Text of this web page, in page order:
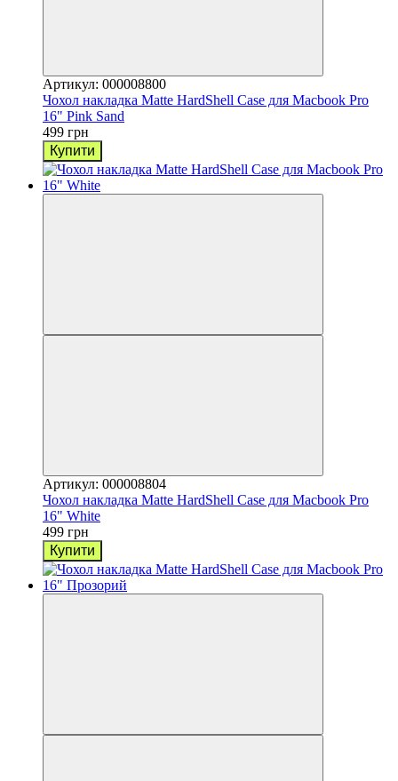
Артикул: 000008800
Чохол накладка Matte HardShell Case для Macbook Pro
16" Pink Sand
499 грн
Купити
Артикул: 000008804
Чохол накладка Matte HardShell Case для Macbook Pro
16" White
499 грн
Купити